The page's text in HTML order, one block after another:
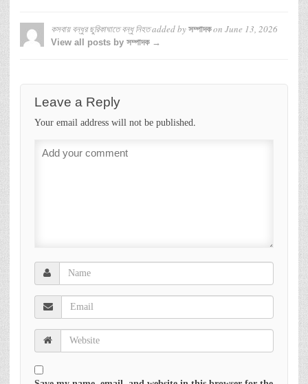
কসবায় বন্ধুর ছুরিকাঘাতে বন্ধু নিহতadded by সম্পাদকon June 13, 2026
View all posts by সম্পাদক →
Leave a Reply
Your email address will not be published.